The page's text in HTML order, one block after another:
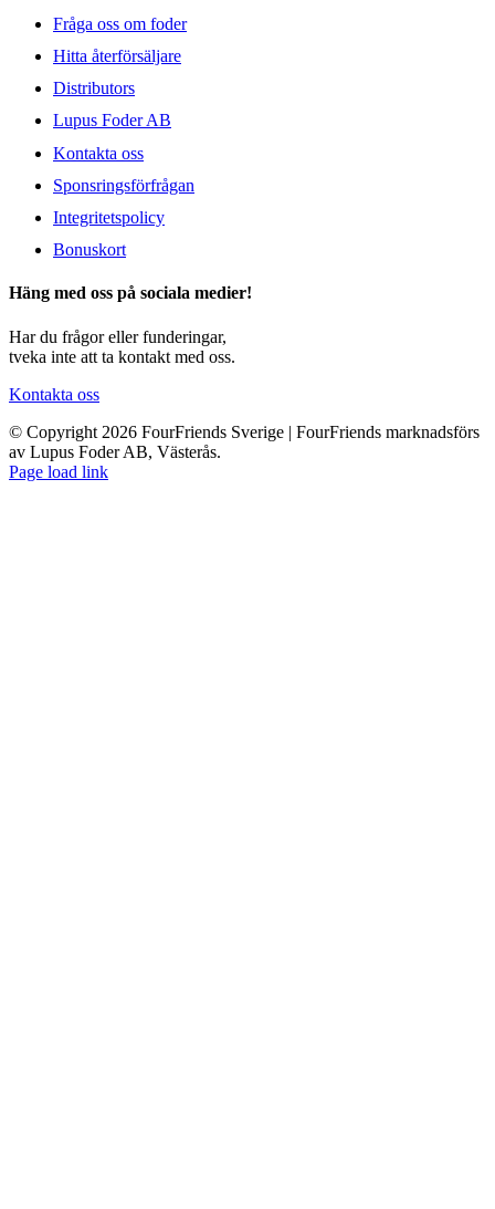
Fråga oss om foder
Hitta återförsäljare
Distributors
Lupus Foder AB
Kontakta oss
Sponsringsförfrågan
Integritetspolicy
Bonuskort
Häng med oss på sociala medier!
Har du frågor eller funderingar,
tveka inte att ta kontakt med oss.
Kontakta oss
© Copyright 2026 FourFriends Sverige | FourFriends marknadsförs
av Lupus Foder AB, Västerås.
Page load link